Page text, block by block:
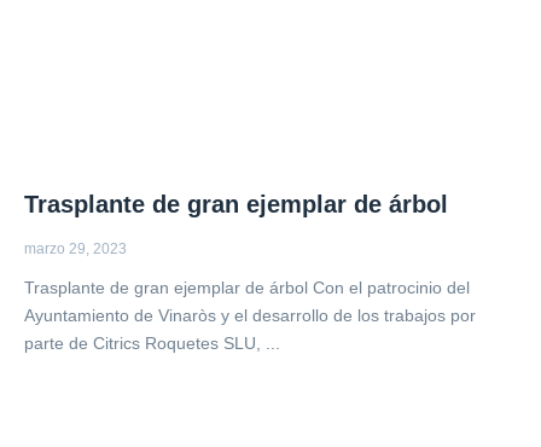
Trasplante de gran ejemplar de árbol
marzo 29, 2023
Trasplante de gran ejemplar de árbol Con el patrocinio del
Ayuntamiento de Vinaròs y el desarrollo de los trabajos por
parte de Citrics Roquetes SLU, ...